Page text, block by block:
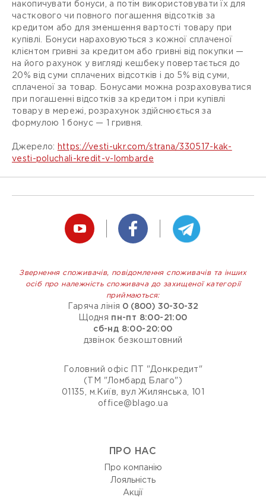
накопичувати бонуси, а потім використовувати їх для
часткового чи повного погашення відсотків за
кредитом або для зменшення вартості товару при
купівлі. Бонуси нараховуються з кожної сплаченої
клієнтом гривні за кредитом або гривні від покупки —
на його рахунок у вигляді кешбеку повертається до
20% від суми сплачених відсотків і до 5% від суми,
сплаченої за товар. Бонусами можна розраховуватися
при погашенні відсотків за кредитом і при купівлі
товару в мережі, розрахунок здійснюється за
формулою 1 бонус — 1 гривня.
Джерело:
https://vesti-ukr.com/strana/330517-kak-
vesti-poluchali-kredit-v-lombarde
Звернення споживачів, повідомлення споживачів та інших
осіб про належність споживача до захищеної категорії
приймаються:
Гаряча лінія 0 (800) 30-30-32
Щодня пн-пт 8:00-21:00
сб-нд 8:00-20:00
дзвінок безкоштовний
Головний офіс ПТ "Донкредит"
(ТМ "Ломбард Благо")
01135, м.Київ, вул Жилянська, 101
office@blago.ua
ПРО НАС
Про компанію
Лояльність
Акції